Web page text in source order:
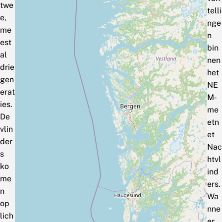
twe
e,
me
est
al
drie
gen
erat
ies.
De
vlin
der
s
ko
me
n
op
lich
telli
nge
n
bin
nen
het
NE
M‑
me
etn
et
Nac
htvl
ind
ers.
Wa
nne